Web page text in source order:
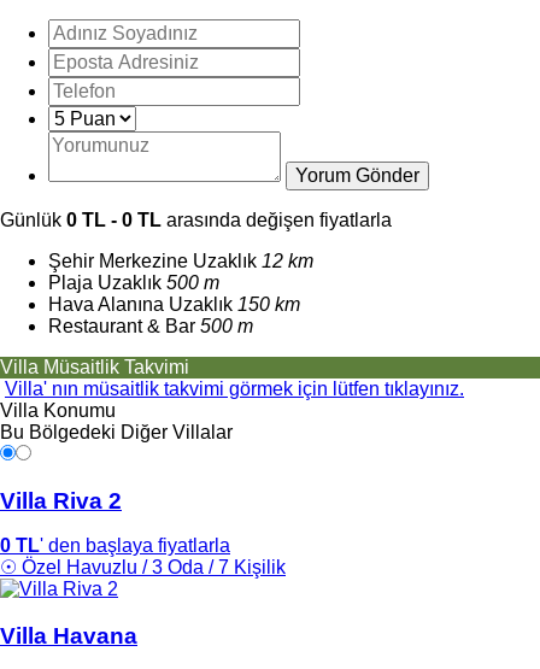
Günlük 0 TL - 0 TL arasında değişen fiyatlarla
Şehir Merkezine Uzaklık 12 km
Plaja Uzaklık 500 m
Hava Alanına Uzaklık 150 km
Restaurant & Bar 500 m
Villa Müsaitlik Takvimi
Villa' nın müsaitlik takvimi görmek için lütfen tıklayınız.
Villa Konumu
Bu Bölgedeki Diğer Villalar
Villa Riva 2
0 TL' den başlaya fiyatlarla
☉ Özel Havuzlu / 3 Oda / 7 Kişilik
Villa Havana